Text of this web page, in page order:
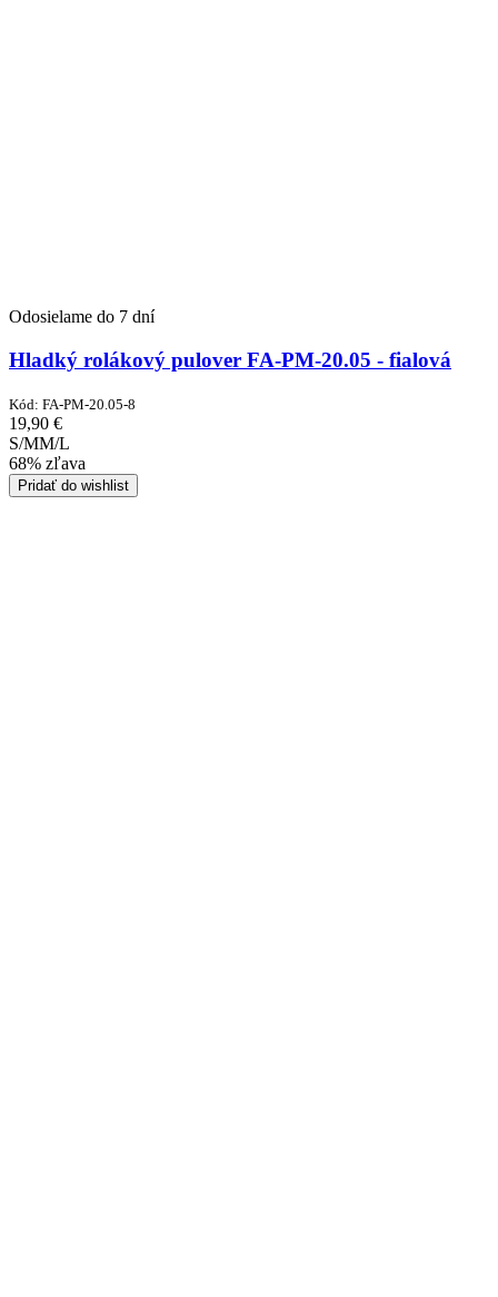
Odosielame do 7 dní
Hladký rolákový pulover FA-PM-20.05 - fialová
Kód: FA-PM-20.05-8
19,90 €
S/MM/L
68% zľava
Pridať do wishlist